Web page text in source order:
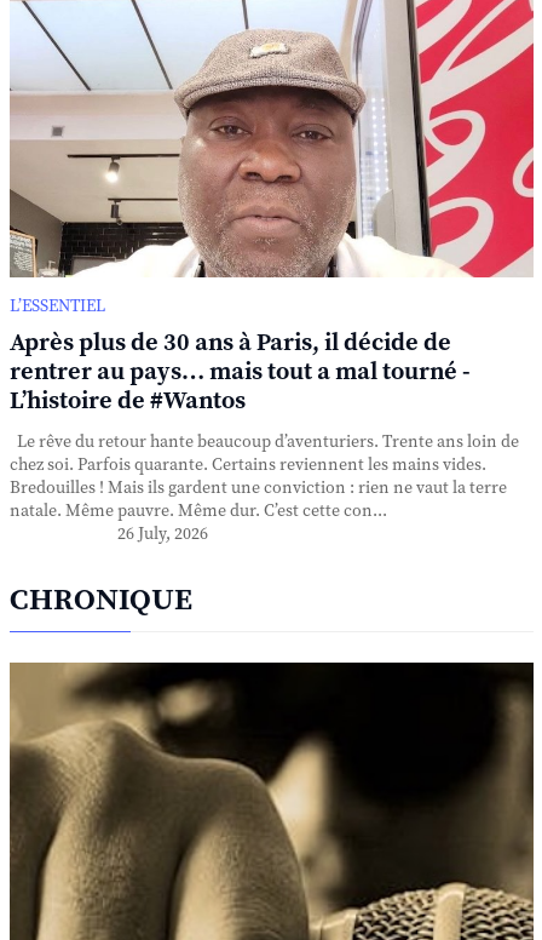
L’ESSENTIEL
Après plus de 30 ans à Paris, il décide de
rentrer au pays… mais tout a mal tourné -
L’histoire de #Wantos
Le rêve du retour hante beaucoup d’aventuriers. Trente ans loin de
chez soi. Parfois quarante. Certains reviennent les mains vides.
Bredouilles ! Mais ils gardent une conviction : rien ne vaut la terre
natale. Même pauvre. Même dur. C’est cette con...
26 July, 2026
CHRONIQUE